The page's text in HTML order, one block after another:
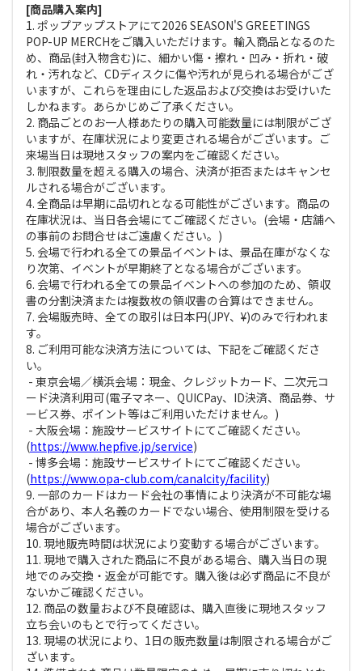
[商品購入案内]
1. ポップアップストアにて2026 SEASON'S GREETINGS
POP-UP MERCHをご購入いただけます。輸入商品となるのた
め、商品(封入物含む)に、細かい傷・擦れ・凹み・折れ・破
れ・汚れなど、CDディスクに傷や汚れが見られる場合がござ
いますが、これらを理由にした返品および交換はお受けいた
しかねます。あらかじめご了承ください。
2. 商品ごとのお一人様あたりの購入可能数量には制限がござ
いますが、在庫状況により変更される場合がございます。ご
来場当日は現地スタッフの案内をご確認ください。
3. 制限数量を超える購入の場合、決済が拒否またはキャンセ
ルされる場合がございます。
4. 全商品は早期に品切れとなる可能性がございます。商品の
在庫状況は、当日各会場にてご確認ください。(会場・店舗へ
の事前のお問合せはご遠慮ください。)
5. 会場で行われる全ての景品イベントは、景品在庫がなくな
り次第、イベントが早期終了となる場合がございます。
6. 会場で行われる全ての景品イベントへの参加のため、領収
書の分割決済または複数枚の領収書の合算はできません。
7. 会場販売時、全ての取引は日本円(JPY、¥)のみで行われま
す。
8. ご利用可能な決済方法については、下記をご確認くださ
い。
- 東京会場／横浜会場：現金、クレジットカード、二次元コ
ード決済利用可(電子マネー、QUICPay、ID決済、商品券、サ
ービス券、ポイント等はご利用いただけません。)
- 大阪会場：施設サービスサイトにてご確認ください。
(https://www.hepfive.jp/service)
- 博多会場：施設サービスサイトにてご確認ください。
(https://www.opa-club.com/canalcity/facility)
9. 一部のカードはカード会社の事情により決済が不可能な場
合があり、本人名義のカードでない場合、使用制限を受ける
場合がございます。
10. 現地販売時間は状況により変動する場合がございます。
11. 現地で購入された商品に不良がある場合、購入当日の現
地でのみ交換・返金が可能です。購入後は必ず商品に不良が
ないかご確認ください。
12. 商品の数量および不良確認は、購入直後に現地スタッフ
立ち会いのもとで行ってください。
13. 現場の状況により、1日の販売数量は制限される場合がご
ざいます。